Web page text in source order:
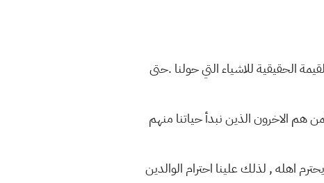
الحقيقية للاشياء التي حولنا .حتى
هم الاخرون الذين نبدأ حياتنا منهم
اهله , لذلك علينا احترام الوالدين